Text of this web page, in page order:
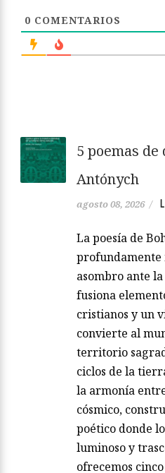
0 COMENTARIOS
5 poemas
Antónych
agosto 08, 2026 /
La poesía de
profundamente
asombro ante
fusiona
cristianos y un
convierte al
territorio
ciclos de la
la armonía
cósmico,
poético donde
luminoso y
ofrecemos